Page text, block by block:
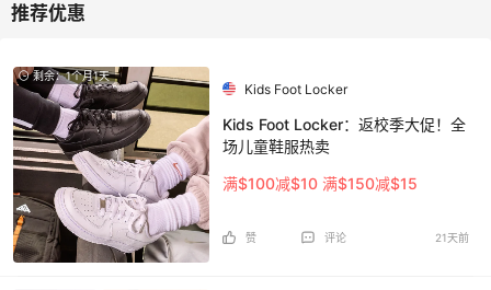
剩余：1个月1天
Kids Foot Locker
Kids Foot Locker：返校季大促！全
场儿童鞋服热卖
满$100减$10 满$150减$15
赞 评论 21天前